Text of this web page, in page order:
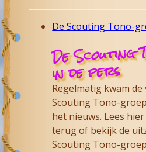
De Scouting Tono-
De Scouting
in de pers
Regelmatig kwam
Scouting Tono-
het nieuws. Lees
terug of bekijk de
Scouting Tono-